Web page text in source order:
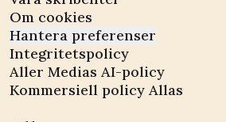
Om cookies
Hantera preferenser
Integritetspolicy
Aller Medias AI-policy
Kommersiell policy Allas